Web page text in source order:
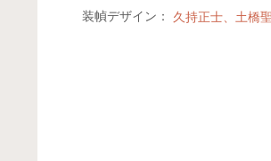
装幀デザイン： 久持正士、土橋